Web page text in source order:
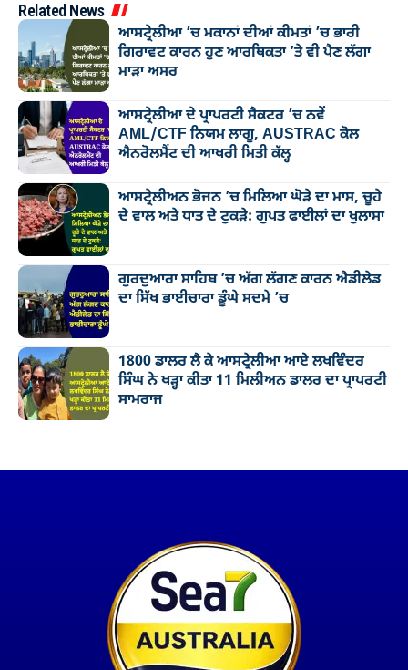
Related News
ਆਸਟ੍ਰੇਲੀਆ ’ਚ ਮਕਾਨਾਂ ਦੀਆਂ ਕੀਮਤਾਂ ’ਚ ਭਾਰੀ
ਗਿਰਾਵਟ ਕਾਰਨ ਹੁਣ ਆਰਥਿਕਤਾ ’ਤੇ ਵੀ ਪੈਣ ਲੱਗਾ
ਮਾੜਾ ਅਸਰ
ਆਸਟ੍ਰੇਲੀਆ ਦੇ ਪ੍ਰਾਪਰਟੀ ਸੈਕਟਰ ’ਚ ਨਵੇਂ
AML/CTF ਨਿਯਮ ਲਾਗੂ, AUSTRAC ਕੋਲ
ਐਨਰੋਲਮੈਂਟ ਦੀ ਆਖਰੀ ਮਿਤੀ ਕੱਲ੍ਹ
ਆਸਟ੍ਰੇਲੀਅਨ ਭੋਜਨ ’ਚ ਮਿਲਿਆ ਘੋੜੇ ਦਾ ਮਾਸ, ਚੂਹੇ
ਦੇ ਵਾਲ ਅਤੇ ਧਾਤ ਦੇ ਟੁਕੜੇ: ਗੁਪਤ ਫਾਈਲਾਂ ਦਾ ਖੁਲਾਸਾ
ਗੁਰਦੁਆਰਾ ਸਾਹਿਬ ’ਚ ਅੱਗ ਲੱਗਣ ਕਾਰਨ ਐਡੀਲੇਡ
ਦਾ ਸਿੱਖ ਭਾਈਚਾਰਾ ਡੂੰਘੇ ਸਦਮੇ ’ਚ
1800 ਡਾਲਰ ਲੈ ਕੇ ਆਸਟ੍ਰੇਲੀਆ ਆਏ ਲਖਵਿੰਦਰ
ਸਿੰਘ ਨੇ ਖੜ੍ਹਾ ਕੀਤਾ 11 ਮਿਲੀਅਨ ਡਾਲਰ ਦਾ ਪ੍ਰਾਪਰਟੀ
ਸਾਮਰਾਜ